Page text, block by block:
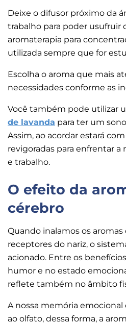
Deixe o difusor próximo da
trabalho para poder usufruir
aromaterapia para
utilizada sempre que for
Escolha o aroma que mais
necessidades conforme as
Você também pode utilizar
de lavanda para ter um
Assim, ao acordar estará
revigoradas para enfrentar
e trabalho.
O efeito da
cérebro
Quando inalamos os aromas
receptores do nariz, o
acionado. Entre os
humor e no estado
reflete também no âmbito
A nossa memória
ao olfato, dessa forma, a